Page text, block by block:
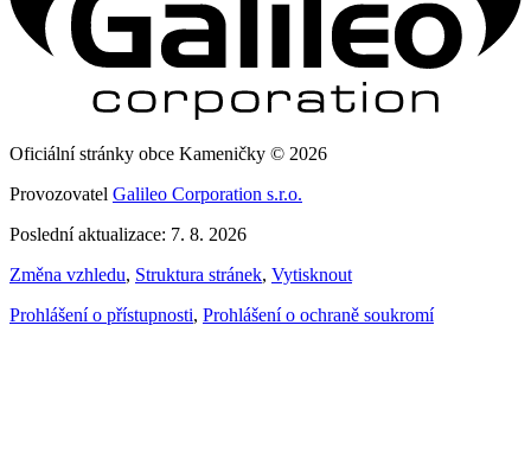
Oficiální stránky obce Kameničky © 2026
Provozovatel Galileo Corporation s.r.o.
Poslední aktualizace: 7. 8. 2026
Změna vzhledu, Struktura stránek, Vytisknout
Prohlášení o přístupnosti, Prohlášení o ochraně soukromí